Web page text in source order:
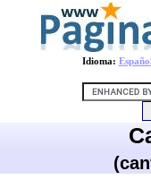
Idioma: